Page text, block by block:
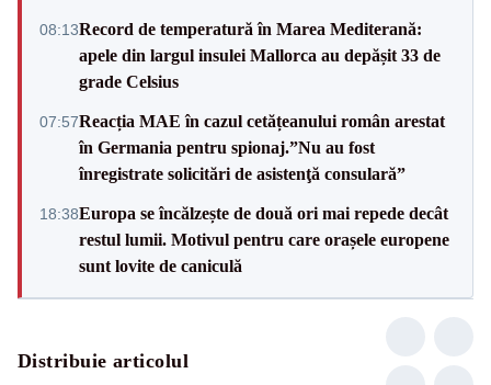
08:13Record de temperatură în Marea Mediterană:
apele din largul insulei Mallorca au depășit 33 de
grade Celsius
07:57Reacția MAE în cazul cetățeanului român arestat
în Germania pentru spionaj.”Nu au fost
înregistrate solicitări de asistenţă consulară”
18:38Europa se încălzește de două ori mai repede decât
restul lumii. Motivul pentru care orașele europene
sunt lovite de caniculă
Distribuie articolul